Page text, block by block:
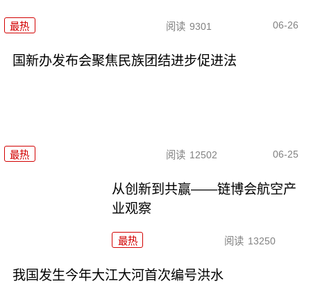
最热 阅读 9301 06-26
国新办发布会聚焦民族团结进步促进法
最热 阅读 12502 06-25
从创新到共赢——链博会航空产
业观察
最热 阅读 13250
我国发生今年大江大河首次编号洪水